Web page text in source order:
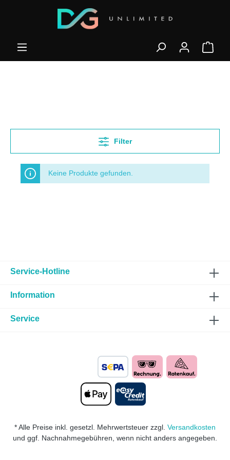
Filter
Keine Produkte gefunden.
Service-Hotline
Information
Service
* Alle Preise inkl. gesetzl. Mehrwertsteuer zzgl. Versandkosten
und ggf. Nachnahmegebühren, wenn nicht anders angegeben.